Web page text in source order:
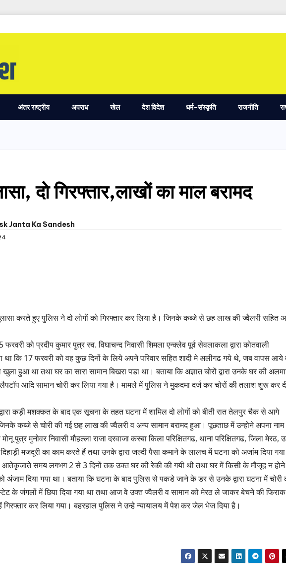
अंतर राष्ट्रीय अपराध खेल देश विदेश धर्म-संस्कृति राजनीति
दो गिरफ्तार,लाखों का माल बरामद
Janta Ka Sandesh
करते हुए पुलिस ने दो लोगों को गिरफ्तार कर लिया है। जिनके कब्जे से छह लाख की ज्वैलरी सहित
को प्रदीप कुमार पुत्र स्व. विघाचन्द निवासी शिमला एन्क्लेव पूर्व सेवलाकला द्वारा कोतवाली
था कि 17 फरवरी को वह कुछ दिनों के लिये अपने परिवार सहित शादी मे अलीगढ गये थे, जब वापस आये
हुआ था तथा घर का सारा सामान बिखरा पडा था। बताया कि अज्ञात चोरों द्वारा उनके घर की
आदि सामान चोरी कर लिया गया है। मामले में पुलिस ने मुकदमा दर्ज कर चोरों की तलाश शुरू कर
कड़ी मशक्कत के बाद एक सूचना के तहत घटना में शामिल दो लोगों को बीती रात तेलपुर चैक से आगे
कब्जे से चोरी की गई छह लाख की ज्वैलरी व अन्य सामान बरामद हुआ। पूछताछ में उन्होने अपना नाम
पुत्र मुनोवर निवासी मौहल्ला राजा दरवाजा कस्बा किला परिक्षितगढ, थाना परिक्षितगढ, जिला मेरठ,
मजदूरी का काम करते हैं तथा उनके द्वारा जल्दी पैसा कमाने के लालच में घटना को अजांम दिया गया
आतेकृजाते समय लगभग 2 से 3 दिनों तक उक्त घर की रेकी की गयी थी तथा घर में किसी के मौजूद न
अंजाम दिया गया था। बताया कि घटना के बाद पुलिस से पकडे जाने के डर से उनके द्वारा घटना में चोरी
के जंगलों में छिपा दिया गया था तथा आज वे उक्त ज्वैलरी व सामान को मेरठ ले जाकर बेचने की
गिरफ्तार कर लिया गया। बहरहाल पुलिस ने उन्हे न्यायालय में पेश कर जेल भेज दिया है।